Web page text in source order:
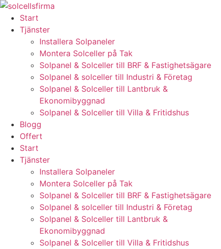
Skip
content
Start
Tjänster
Installera Solpaneler
Montera Solceller på Tak
Solpanel & Solceller till BRF & Fastighetsägare
Solpanel & solceller till Industri & Företag
Solpanel & Solceller till Lantbruk &
Ekonomibyggnad
Solpanel & Solceller till Villa & Fritidshus
Blogg
Offert
Start
Tjänster
Installera Solpaneler
Montera Solceller på Tak
Solpanel & Solceller till BRF & Fastighetsägare
Solpanel & solceller till Industri & Företag
Solpanel & Solceller till Lantbruk &
Ekonomibyggnad
Solpanel & Solceller till Villa & Fritidshus